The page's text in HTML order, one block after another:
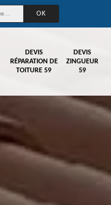
DEVIS
RÉPARATION DE
TOITURE 59
DEVIS
ZINGUEUR
59